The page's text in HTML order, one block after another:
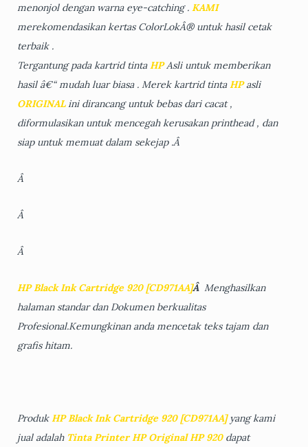
menonjol dengan warna eye-catching . KAMI
merekomendasikan kertas ColorLokÂ® untuk hasil cetak
terbaik .
Tergantung pada kartrid tinta HPAsli untuk memberikan
hasil â€“ mudah luar biasa . Merek kartrid tinta HPasli
ORIGINALini dirancang untuk bebas dari cacat ,
diformulasikan untuk mencegah kerusakan printhead , dan
siap untuk memuat dalam sekejap .Â
Â
Â
Â
HP Black Ink Cartridge 920 [CD971AA]Â Menghasilkan
halaman standar dan Dokumen berkualitas
Profesional.Kemungkinan anda mencetak teks tajam dan
grafis hitam.
Produk HP Black Ink Cartridge 920 [CD971AA]yang kami
jual adalah Tinta Printer HP Original HP 920dapat